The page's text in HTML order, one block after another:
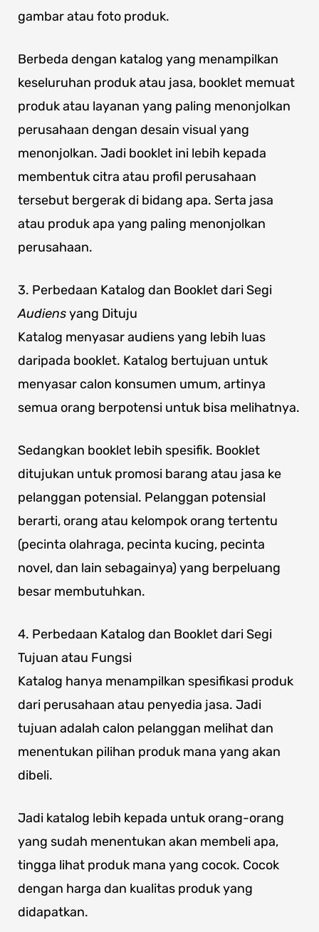
gambar atau foto produk.
Berbeda dengan katalog yang menampilkan
keseluruhan produk atau jasa, booklet memuat
produk atau layanan yang paling menonjolkan
perusahaan dengan desain visual yang
menonjolkan. Jadi booklet ini lebih kepada
membentuk citra atau profil perusahaan
tersebut bergerak di bidang apa. Serta jasa
atau produk apa yang paling menonjolkan
perusahaan.
3. Perbedaan Katalog dan Booklet dari Segi
Audiensyang Dituju
Katalog menyasar audiens yang lebih luas
daripada booklet. Katalog bertujuan untuk
menyasar calon konsumen umum, artinya
semua orang berpotensi untuk bisa melihatnya.
Sedangkan booklet lebih spesifik. Booklet
ditujukan untuk promosi barang atau jasa ke
pelanggan potensial. Pelanggan potensial
berarti, orang atau kelompok orang tertentu
(pecinta olahraga, pecinta kucing, pecinta
novel, dan lain sebagainya) yang berpeluang
besar membutuhkan.
4. Perbedaan Katalog dan Booklet dari Segi
Tujuan atau Fungsi
Katalog hanya menampilkan spesifikasi produk
dari perusahaan atau penyedia jasa. Jadi
tujuan adalah calon pelanggan melihat dan
menentukan pilihan produk mana yang akan
dibeli.
Jadi katalog lebih kepada untuk orang-orang
yang sudah menentukan akan membeli apa,
tingga lihat produk mana yang cocok. Cocok
dengan harga dan kualitas produk yang
didapatkan.